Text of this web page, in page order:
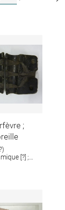
;
[?] ;